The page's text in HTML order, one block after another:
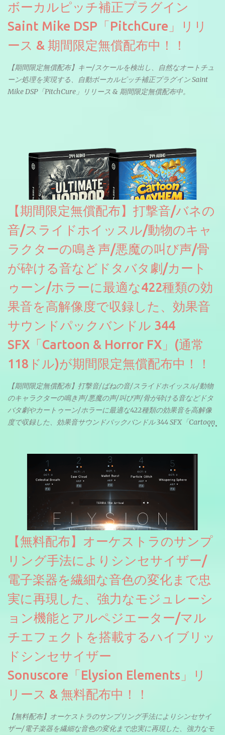
ボーカルピッチ補正プラグイン
Saint Mike DSP「PitchCure」リリ
ース & 期間限定無償配布中！！
【期間限定無償配布】キー/スケールを検出し、自然なオートチュ
ーン処理を実現する、自動ボーカルピッチ補正プラグイン Saint
Mike DSP「PitchCure」リリース & 期間限定無償配布中。
【期間限定無償配布】打撃音/バネの
音/スライドホイッスル/動物のキャ
ラクターの鳴き声/悪魔の叫び声/骨
が砕ける音などドタバタ劇/カート
ゥーン/ホラーに最適な422種類の効
果音を高解像度で収録した、効果音
サウンドパックバンドル 344
SFX「Cartoon & Horror FX」(通常
118ドル)が期間限定無償配布中！！
【期間限定無償配布】打撃音/ばねの音/スライドホイッスル/動物
のキャラクターの鳴き声/悪魔の声/叫び声/骨が砕ける音などドタ
バタ劇やカートゥーン/ホラーに最適な422種類の効果音を高解像
度で収録した、効果音サウンドパックバンドル 344 SFX「Cartoon
【無料配布】オーケストラのサンプ
リング手法によりシンセサイザー/
電子楽器を繊細な音色の変化まで忠
実に再現した、強力なモジュレーシ
ョン機能とアルペジエーター/マル
チエフェクトを搭載するハイブリッ
ドシンセサイザー
Sonuscore「Elysion Elements」リ
リース & 無料配布中！！
【無料配布】オーケストラのサンプリング手法によりシンセサイ
ザー/電子楽器を繊細な音色の変化まで忠実に再現した、強力なモ